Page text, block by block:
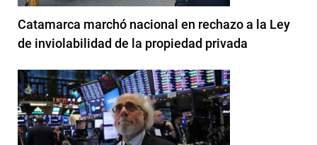
Catamarca marchó nacional en rechazo a la Ley
de inviolabilidad de la propiedad privada